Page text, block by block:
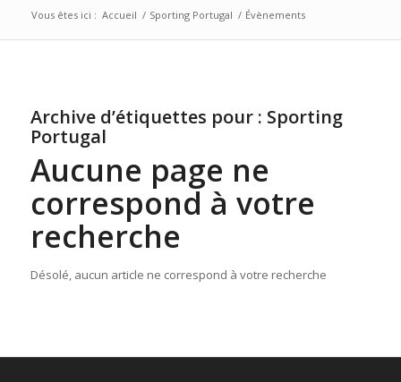
Vous êtes ici : Accueil / Sporting Portugal / Évènements
Archive d’étiquettes pour : Sporting
Portugal
Aucune page ne
correspond à votre
recherche
Désolé, aucun article ne correspond à votre recherche